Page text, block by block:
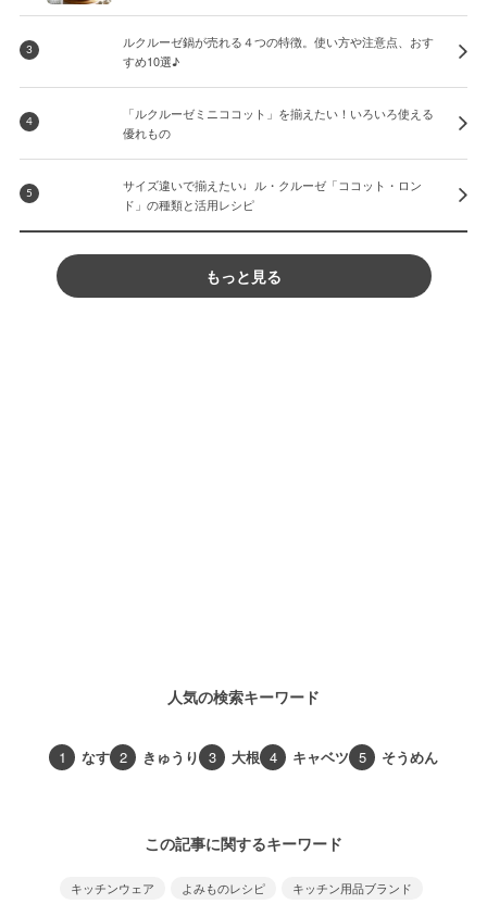
3
ルクルーゼ鍋が売れる４つの特徴。使い方や注意点、おす
すめ10選♪
4
「ルクルーゼミニココット」を揃えたい！いろいろ使える
優れもの
5
サイズ違いで揃えたい♩ル・クルーゼ「ココット・ロン
ド」の種類と活用レシピ
もっと見る
人気の検索キーワード
1 なす 2 きゅうり 3 大根 4 キャベツ 5 そうめん
この記事に関するキーワード
キッチンウェア よみものレシピ
キッチン用品ブランド